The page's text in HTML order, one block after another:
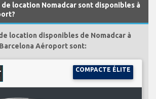
location Nomadcar sont disponibles à
location disponibles de Nomadcar à
Barcelona Aéroport sont:
COMPACTE ÉLITE